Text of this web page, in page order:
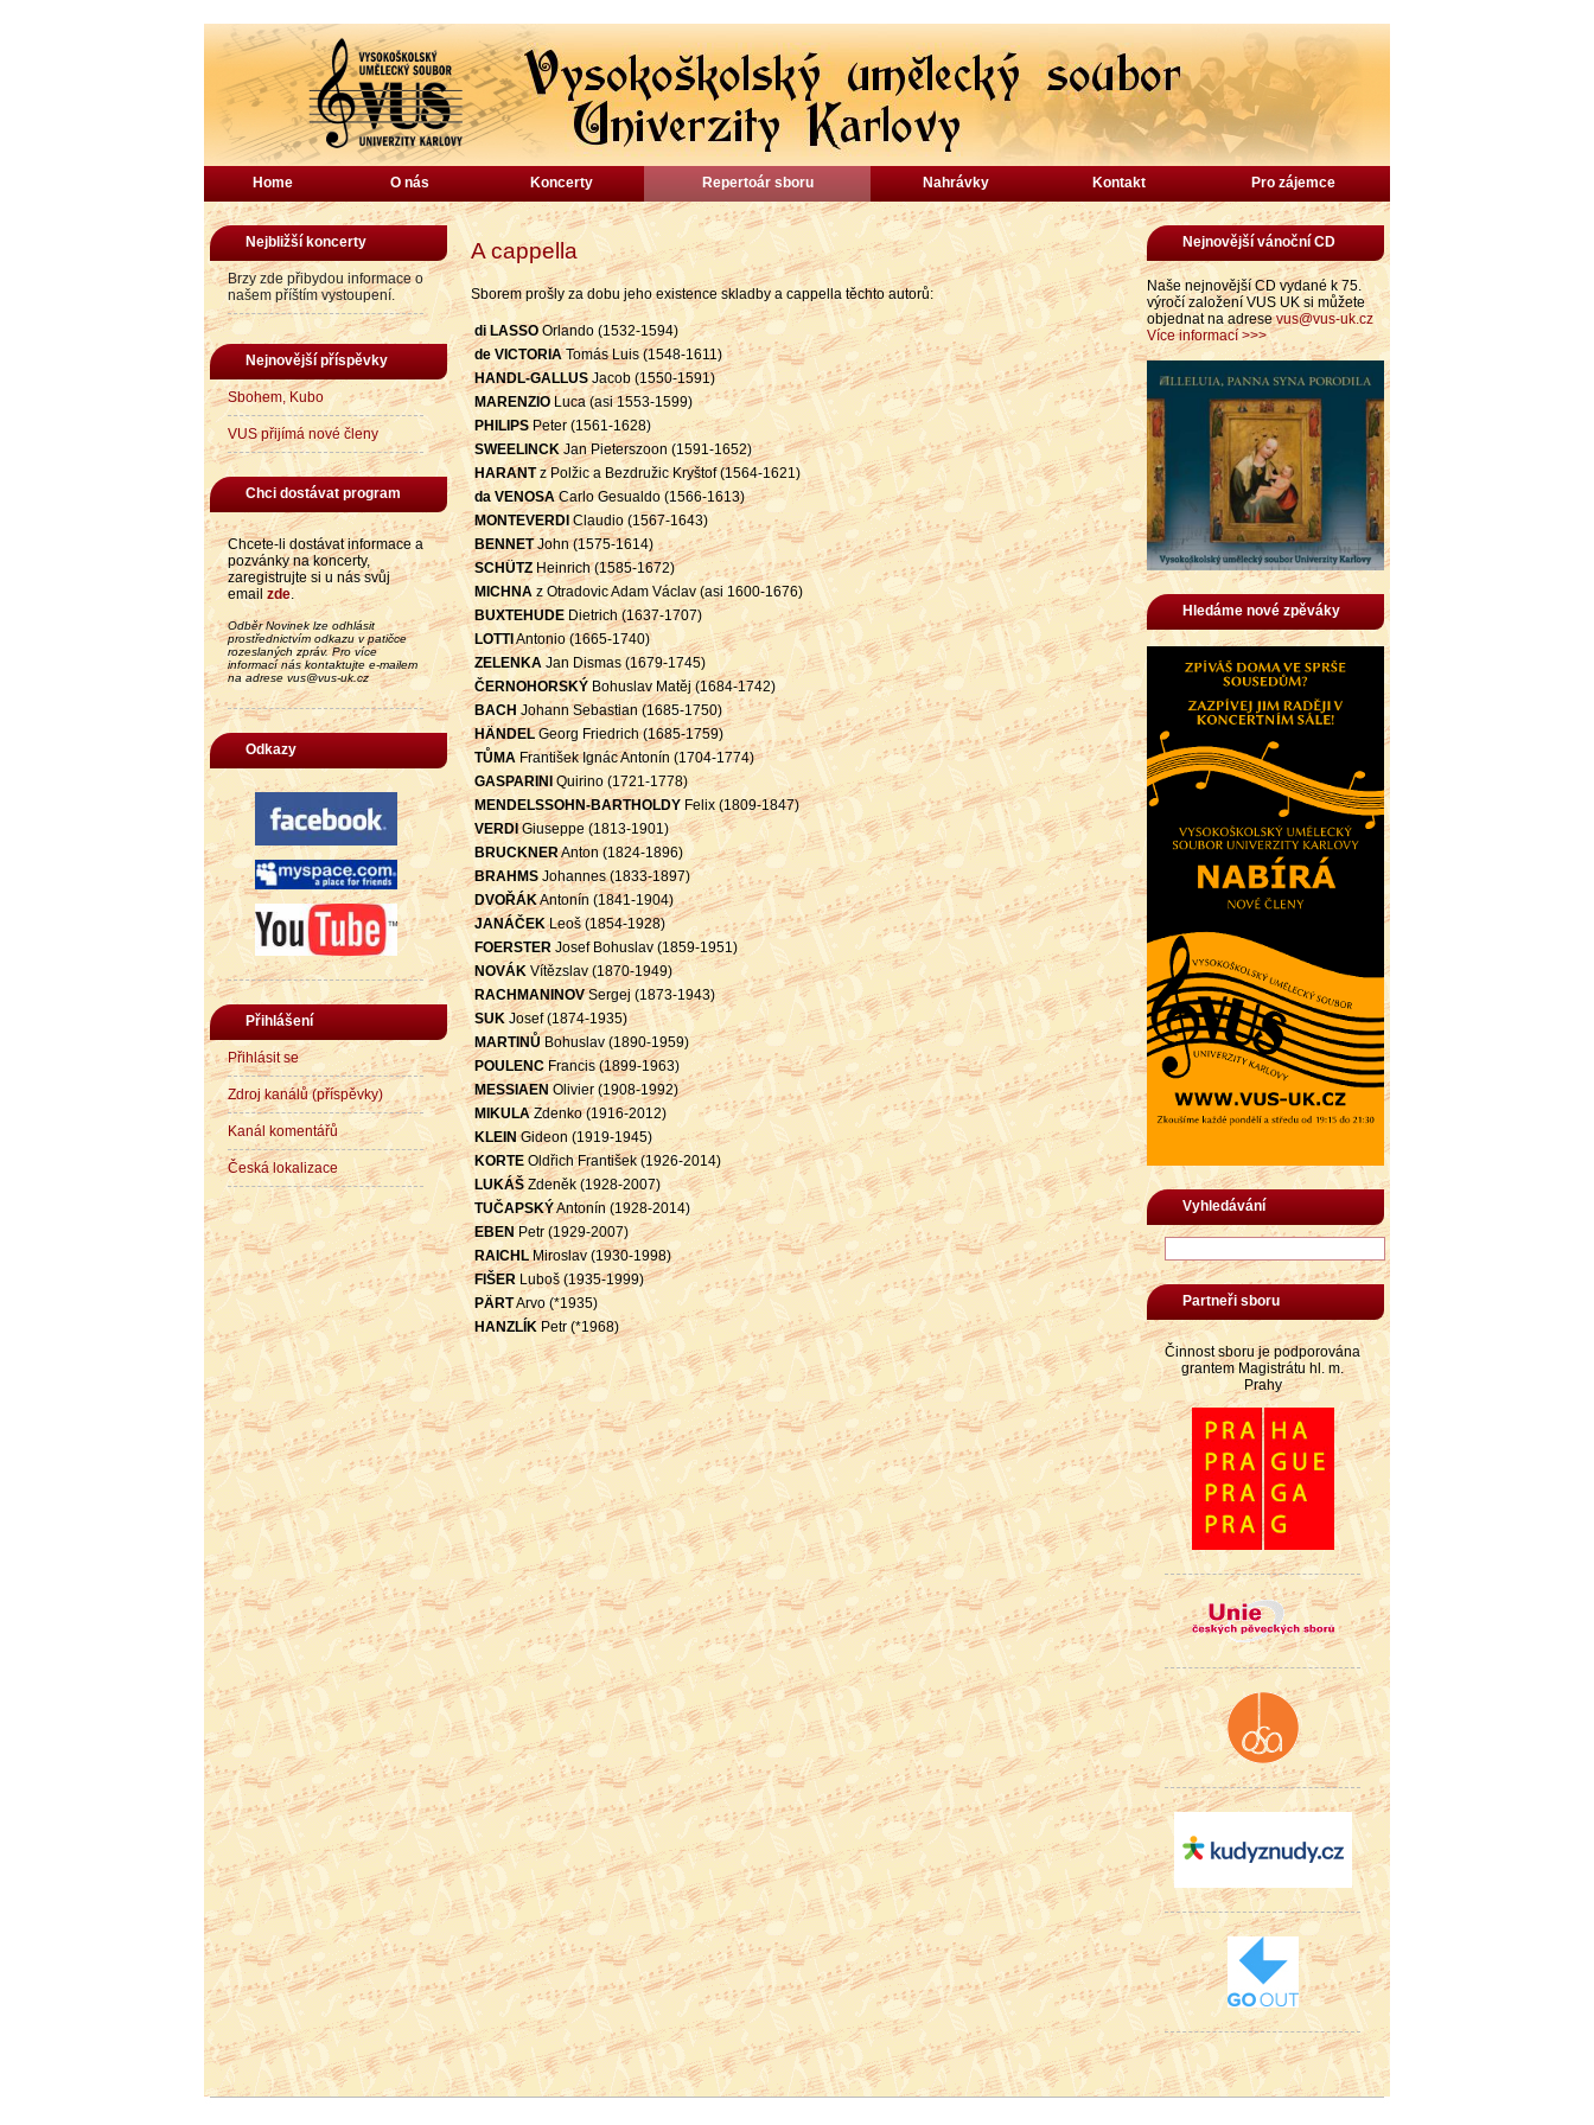
Home O nás Koncerty Repertoár sboru Nahrávky Kontakt Pro zájemce
Nejbližší koncerty
Brzy zde přibydou informace o
našem příštím vystoupení.
Nejnovější příspěvky
Sbohem, Kubo
VUS přijímá nové členy
Chci dostávat program
Chcete-li dostávat informace a
pozvánky na koncerty,
zaregistrujte si u nás svůj
email zde.
Odběr Novinek lze odhlásit
prostřednictvím odkazu v patičce
rozeslaných zpráv. Pro více
informací nás kontaktujte e-mailem
na adrese vus@vus-uk.cz
Odkazy
Přihlášení
Přihlásit se
Zdroj kanálů (příspěvky)
Kanál komentářů
Česká lokalizace
A cappella
Sborem prošly za dobu jeho existence skladby a cappella těchto autorů:
di LASSOOrlando (1532-1594)
de VICTORIATomás Luis (1548-1611)
HANDL-GALLUS Jacob (1550-1591)
MARENZIOLuca (asi 1553-1599)
PHILIPSPeter (1561-1628)
SWEELINCKJan Pieterszoon (1591-1652)
HARANTz Polžic a Bezdružic Kryštof (1564-1621)
da VENOSACarlo Gesualdo (1566-1613)
MONTEVERDIClaudio (1567-1643)
BENNETJohn (1575-1614)
SCHÜTZ Heinrich (1585-1672)
MICHNA z Otradovic Adam Václav (asi 1600-1676)
BUXTEHUDE Dietrich (1637-1707)
LOTTIAntonio (1665-1740)
ZELENKA Jan Dismas (1679-1745)
ČERNOHORSKÝ Bohuslav Matěj (1684-1742)
BACH Johann Sebastian (1685-1750)
HÄNDELGeorg Friedrich (1685-1759)
TŮMA František Ignác Antonín (1704-1774)
GASPARINI Quirino (1721-1778)
MENDELSSOHN-BARTHOLDY Felix (1809-1847)
VERDIGiuseppe (1813-1901)
BRUCKNERAnton (1824-1896)
BRAHMS Johannes (1833-1897)
DVOŘÁKAntonín (1841-1904)
JANÁČEKLeoš (1854-1928)
FOERSTERJosef Bohuslav (1859-1951)
NOVÁKVítězslav (1870-1949)
RACHMANINOVSergej (1873-1943)
SUKJosef (1874-1935)
MARTINŮBohuslav (1890-1959)
POULENCFrancis (1899-1963)
MESSIAENOlivier (1908-1992)
MIKULAZdenko (1916-2012)
KLEINGideon (1919-1945)
KORTE Oldřich František (1926-2014)
LUKÁŠZdeněk (1928-2007)
TUČAPSKÝAntonín (1928-2014)
EBENPetr (1929-2007)
RAICHLMiroslav (1930-1998)
FIŠER Luboš (1935-1999)
PÄRTArvo (*1935)
HANZLÍKPetr (*1968)
Nejnovější vánoční CD
Naše nejnovější CD vydané k 75.
výročí založení VUS UK si můžete
objednat na adresevus@vus-uk.cz
Více informací >>>
Hledáme nové zpěváky
Vyhledávání
Partneři sboru
Činnost sboru je podporována
grantem Magistrátu hl. m.
Prahy